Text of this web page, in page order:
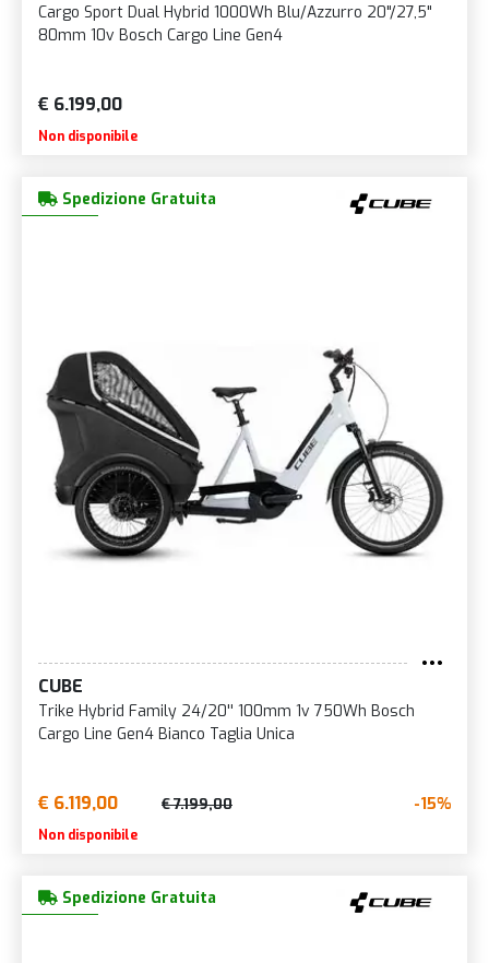
Cargo Sport Dual Hybrid 1000Wh Blu/Azzurro 20"/27,5"
80mm 10v Bosch Cargo Line Gen4
€ 6.199,00
Non disponibile
Spedizione Gratuita
CUBE
Trike Hybrid Family 24/20'' 100mm 1v 750Wh Bosch
Cargo Line Gen4 Bianco Taglia Unica
€ 6.119,00 € 7.199,00 -15%
Non disponibile
Spedizione Gratuita